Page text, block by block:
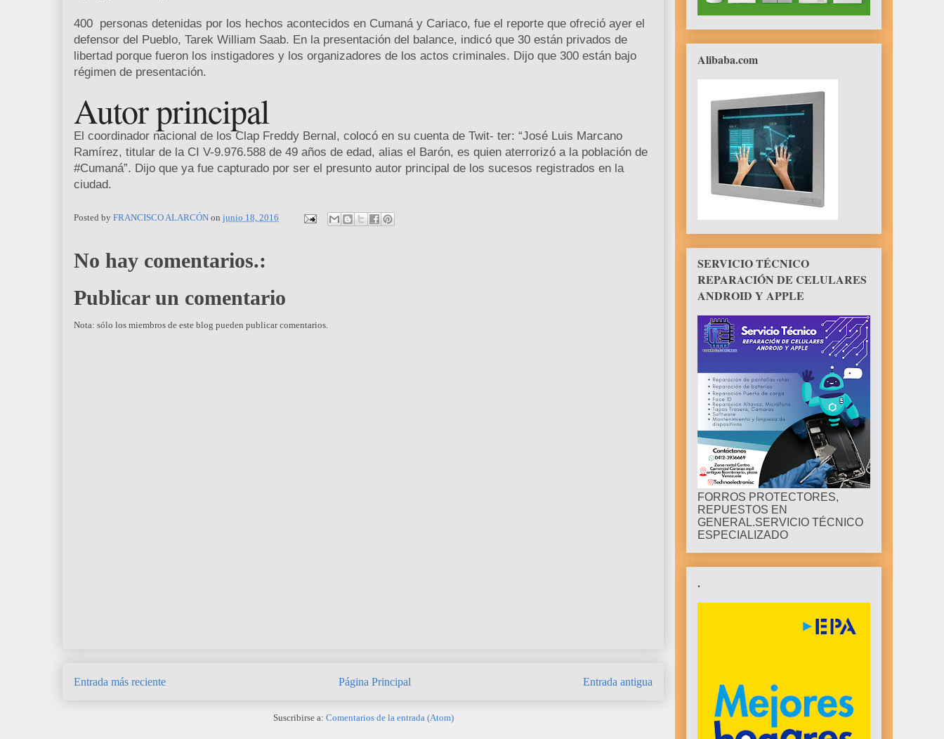
400 personas detenidas por los hechos acontecidos en Cumaná y Cariaco, fue el reporte que ofreció ayer el
defensor del Pueblo, Tarek William Saab. En la presentación del balance, indicó que 30 están privados de
libertad porque fueron los instigadores y los organizadores de los actos criminales. Dijo que 300 están bajo
régimen de presentación.
Autor principal
El coordinador nacional de los Clap Freddy Bernal, colocó en su cuenta de Twit- ter: “José Luis Marcano
Ramírez, titular de la CI V-9.976.588 de 49 años de edad, alias el Barón, es quien aterrorizó a la población de
#Cumaná”. Dijo que ya fue capturado por ser el presunto autor principal de los sucesos registrados en la
ciudad.
Posted by FRANCISCO ALARCÓN on junio 18, 2016
No hay comentarios.:
Publicar un comentario
Nota: sólo los miembros de este blog pueden publicar comentarios.
Entrada más reciente Entrada antigua
Página Principal
Suscribirse a: Comentarios de la entrada (Atom)
Alibaba.com
SERVICIO TÉCNICO
REPARACIÓN DE CELULARES
ANDROID Y APPLE
FORROS PROTECTORES,
REPUESTOS EN
GENERAL.SERVICIO TÉCNICO
ESPECIALIZADO
.